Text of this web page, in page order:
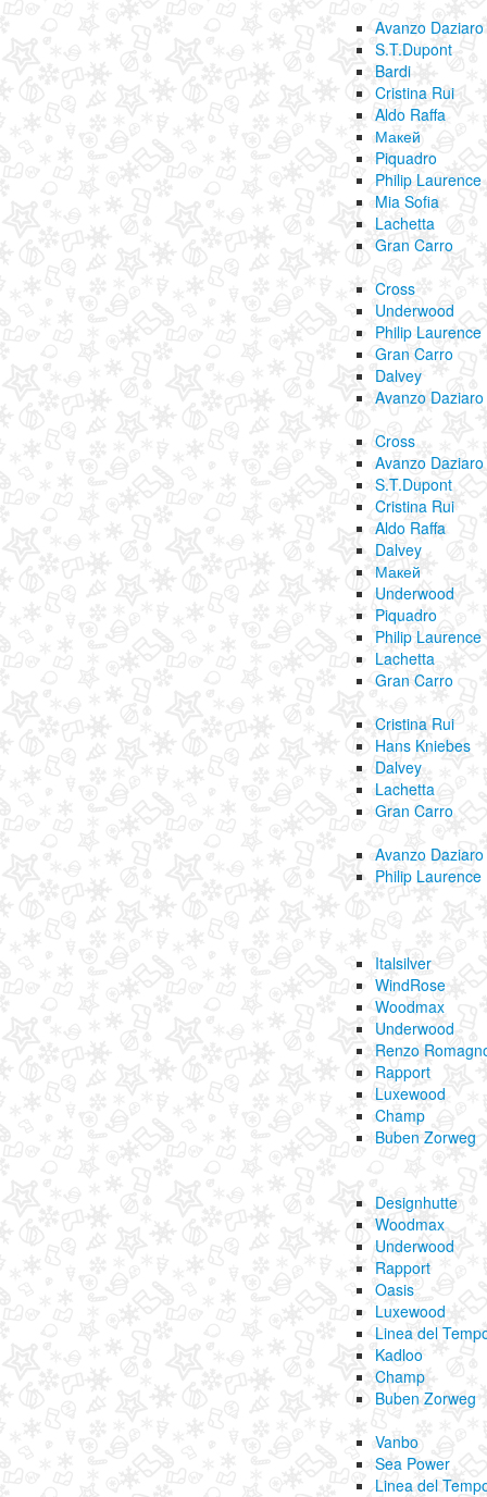
Avanzo Daziaro
S.T.Dupont
Bardi
Cristina Rui
Aldo Raffa
Макей
Piquadro
Philip Laurence
Mia Sofia
Lachetta
Gran Carro
Cross
Underwood
Philip Laurence
Gran Carro
Dalvey
Avanzo Daziaro
Cross
Avanzo Daziaro
S.T.Dupont
Cristina Rui
Aldo Raffa
Dalvey
Макей
Underwood
Piquadro
Philip Laurence
Lachetta
Gran Carro
Cristina Rui
Hans Kniebes
Dalvey
Lachetta
Gran Carro
Avanzo Daziaro
Philip Laurence
Italsilver
WindRose
Woodmax
Underwood
Renzo
Rapport
Luxewood
Champ
Buben Zorweg
Designhutte
Woodmax
Underwood
Rapport
Oasis
Luxewood
Linea del
Kadloo
Champ
Buben Zorweg
Vanbo
Sea Power
Linea del